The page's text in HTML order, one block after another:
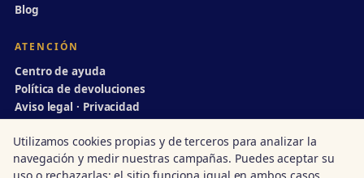
Blog
ATENCIÓN
Centro de ayuda
Política de devoluciones
Aviso legal · Privacidad
Utilizamos cookies propias y de terceros para analizar la
navegación y medir nuestras campañas. Puedes aceptar su